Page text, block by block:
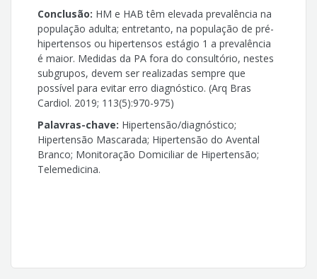
Conclusão: HM e HAB têm elevada prevalência na
população adulta; entretanto, na população de pré-
hipertensos ou hipertensos estágio 1 a prevalência
é maior. Medidas da PA fora do consultório, nestes
subgrupos, devem ser realizadas sempre que
possível para evitar erro diagnóstico. (Arq Bras
Cardiol. 2019; 113(5):970-975)
Palavras-chave: Hipertensão/diagnóstico;
Hipertensão Mascarada; Hipertensão do Avental
Branco; Monitoração Domiciliar de Hipertensão;
Telemedicina.